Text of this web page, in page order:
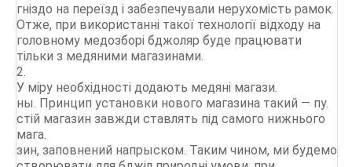
гніздо на переїзд і забезпечували нерухомість рамок.
Отже, при використанні такої технології відходу на
головному медозборі бджоляр буде працювати
тільки з медяними магазинами.
2.
У міру необхідності додають медяні магази.
ны. Принцип установки нового магазина такий — пу.
стій магазин завжди ставлять під самого нижнього
мага.
зин, заповнений напрыском. Таким чином, ми будемо